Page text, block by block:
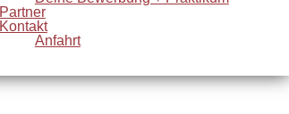
Partner
Kontakt
Anfahrt